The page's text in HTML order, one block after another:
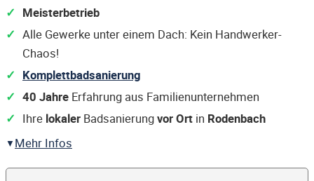
Meisterbetrieb
Alle Gewerke unter einem Dach: Kein Handwerker-
Chaos!
Komplettbadsanierung
40 Jahre Erfahrung aus Familienunternehmen
Ihre lokaler Badsanierungvor Ort in Rodenbach
Mehr Infos